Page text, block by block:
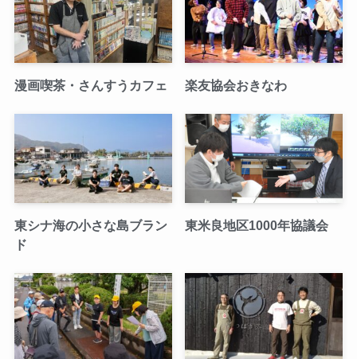
漫画喫茶・さんすうカフェ 楽友協会おきなわ
東シナ海の小さな島ブラン
ド
東米良地区1000年協議会